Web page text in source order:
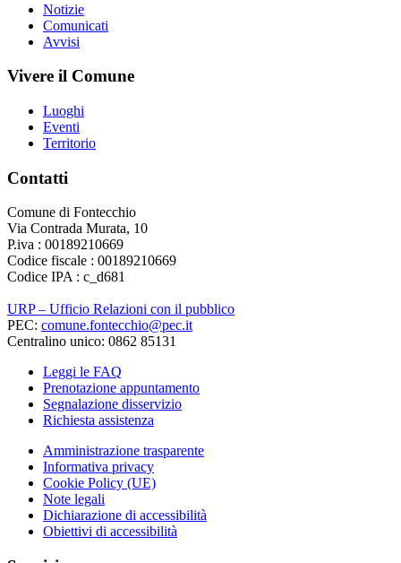
Notizie
Comunicati
Avvisi
Vivere il Comune
Luoghi
Eventi
Territorio
Contatti
Comune di Fontecchio
Via Contrada Murata, 10
P.iva : 00189210669
Codice fiscale : 00189210669
Codice IPA : c_d681
URP – Ufficio Relazioni con il pubblico
PEC: comune.fontecchio@pec.it
Centralino unico: 0862 85131
Leggi le FAQ
Prenotazione appuntamento
Segnalazione disservizio
Richiesta assistenza
Amministrazione trasparente
Informativa privacy
Cookie Policy (UE)
Note legali
Dichiarazione di accessibilità
Obiettivi di accessibilità